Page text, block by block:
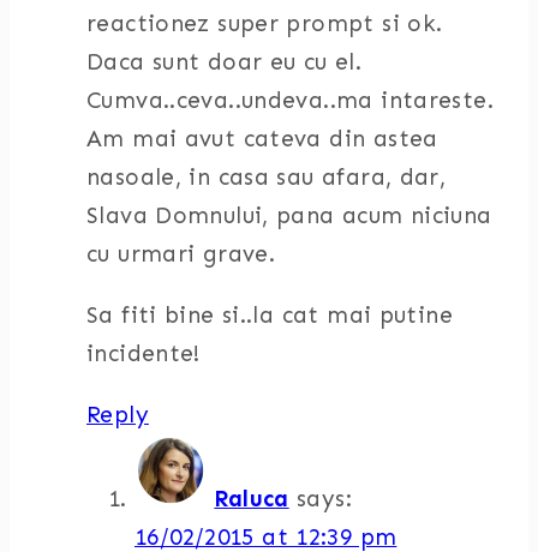
reactionez super prompt si ok.
Daca sunt doar eu cu el.
Cumva..ceva..undeva..ma intareste.
Am mai avut cateva din astea
nasoale, in casa sau afara, dar,
Slava Domnului, pana acum niciuna
cu urmari grave.
Sa fiti bine si..la cat mai putine
incidente!
Reply
Raluca says:
16/02/2015 at 12:39 pm